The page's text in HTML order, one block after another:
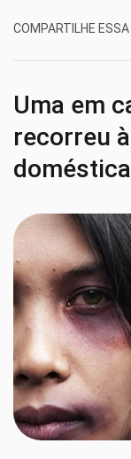
COMPARTILHE
Uma em
recorreu